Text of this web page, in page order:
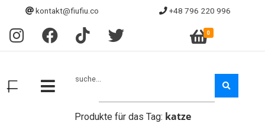
kontakt@fiufiu.co +48 796 220 996
0
suche...
Produkte für das Tag: katze